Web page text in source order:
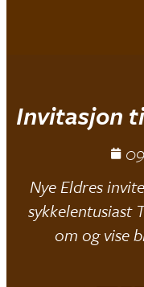
Invitasjon
Nye Eldres
sykkelentusiast
om og vise